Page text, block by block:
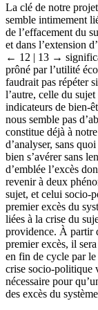
La clé de notre
semble intimement
de l’effacement du
et dans l’extension
← 12 | 13 →
prôné par l’utilité
faudrait pas répéter
l’autre, celle du
indicateurs de bien-
nous semble pas
constitue déjà à
d’analyser, sans
bien s’avérer sans
d’emblée l’excès
revenir à deux
sujet, et celui socio-
premier excès du
liées à la crise du
providence. À partir
premier excès, il
en fin de cycle par
crise socio-politique
nécessaire pour
des excès du